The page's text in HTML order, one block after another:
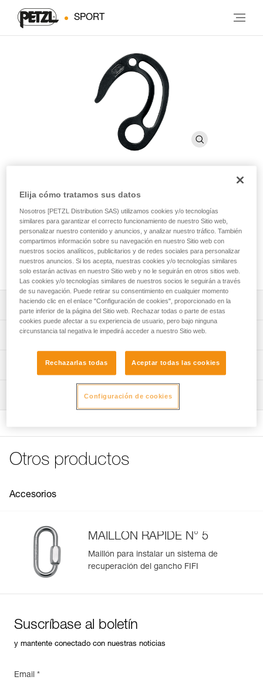
SPORT
FIFI
Gancho de suspensión para escalada artificial
Gancho para el posicionamiento, la progresión y el izado de
cargas.
Descripción
La ranura a lo largo de todo el gancho permite fijar un
se puede desplazar a lo largo de toda la ranura: fácil de
desenganchar hacia arriba para la recuperación.
Orificio de mosquetoneo inferior para enganchar un
elemento de amarre, estribos o un saco.
Características técnicas
Materiales: acero
Peso: 38 g
Características por referencia
Información técnica
Descargar el pdf technical-notice-FIFI-2
Otros productos
Accesorios
MAILLON RAPIDE N° 5
Maillón para instalar un sistema de
recuperación del gancho FIFI
Suscríbase al boletín
y mantente conectado con nuestras noticias
Email *
Elija cómo tratamos sus datos
Nosotros [PETZL Distribution SAS) utilizamos cookies y/o tecnologías
similares para garantizar el correcto funcionamiento de nuestro Sitio web,
personalizar nuestro contenido y anuncios, y analizar nuestro tráfico. También
compartimos información sobre su navegación en nuestro Sitio web con
nuestros socios analíticos, publicitarios y de redes sociales para personalizar
nuestros anuncios. Si los acepta, nuestras cookies y/o tecnologías similares
solo estarán activas en nuestro Sitio web y no le seguirán en otros sitios web.
Las cookies y/o tecnologías similares de nuestros socios le seguirán a través
de su navegación. Puede retirar su consentimiento en cualquier momento
haciendo clic en el enlace "Configuración de cookies", proporcionado en la
parte inferior de la página del Sitio web. Rechazar todas o parte de estas
cookies puede afectar a su experiencia de usuario, pero bajo ninguna
circunstancia tal negativa le impedirá acceder a nuestro Sitio web.
Rechazarlas todas Aceptar todas las cookies
Configuración de cookies